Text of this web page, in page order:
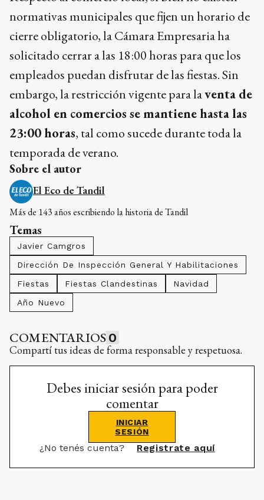
normativas municipales que fijen un horario de
cierre obligatorio, la Cámara Empresaria ha
solicitado cerrar a las 18:00 horas para que los
empleados puedan disfrutar de las fiestas. Sin
embargo, la restricción vigente para laventa de
alcohol en comercios se mantiene hasta las
23:00 horas, tal como sucede durante toda la
temporada de verano.
Sobre el autor
El Eco de Tandil
Más de 143 años escribiendo la historia de Tandil
Temas
Javier Camgros
Dirección De Inspección General Y Habilitaciones
Fiestas
Fiestas Clandestinas
Navidad
Año Nuevo
COMENTARIOS 0
Compartí tus ideas de forma responsable y respetuosa.
Debes iniciar sesión para poder
comentar
INICIAR
SESIÓN
¿No tenés cuenta? Registrate aquí